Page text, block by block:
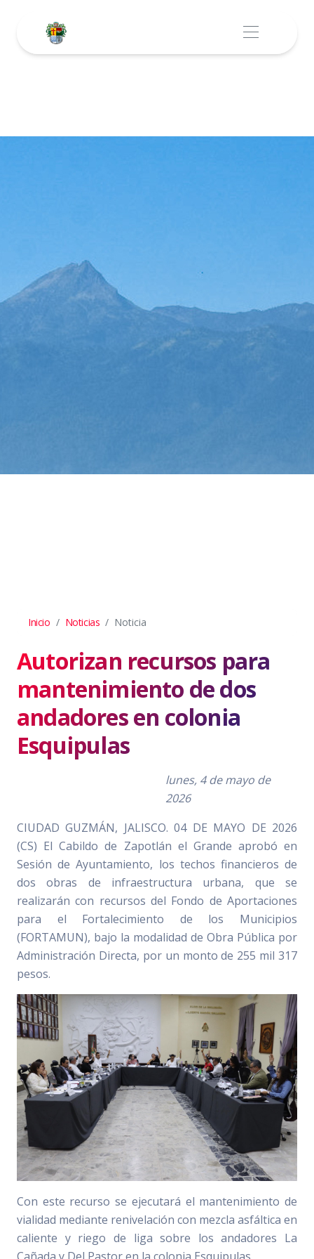
Inicio Noticias Noticia
Autorizan recursos para
mantenimiento de dos
andadores en colonia
Esquipulas
lunes, 4 de mayo de
2026
CIUDAD GUZMÁN, JALISCO. 04 DE MAYO DE 2026
(CS) El Cabildo de Zapotlán el Grande aprobó en
Sesión de Ayuntamiento, los techos financieros de
dos obras de infraestructura urbana, que se
realizarán con recursos del Fondo de Aportaciones
para el Fortalecimiento de los Municipios
(FORTAMUN), bajo la modalidad de Obra Pública por
Administración Directa, por un monto de 255 mil 317
pesos.
Con este recurso se ejecutará el mantenimiento de
vialidad mediante renivelación con mezcla asfáltica en
caliente y riego de liga sobre los andadores La